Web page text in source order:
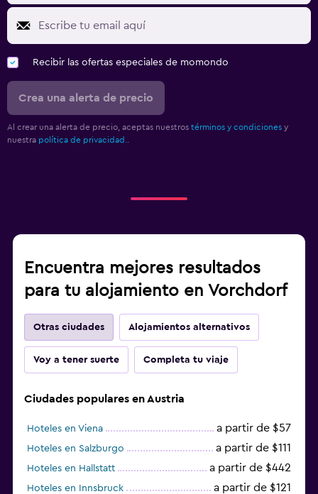
Recibir las ofertas especiales de momondo
Crea una alerta de precio
Al crear una alerta de precio, aceptas nuestros términos y condiciones y
nuestra política de privacidad.
Encuentra mejores resultados
para tu alojamiento en Vorchdorf
Otras ciudades Alojamientos alternativos
Voy a tener suerte Completa tu viaje
Ciudades populares en Austria
Hoteles en Viena a partir de $57
Hoteles en Salzburgo a partir de $111
Hoteles en Hallstatt a partir de $442
Hoteles en Innsbruck a partir de $121